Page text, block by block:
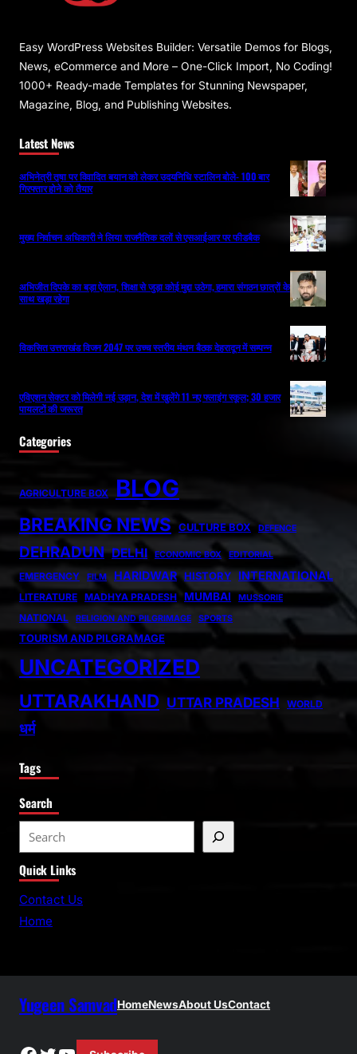
Easy WordPress Websites Builder: Versatile Demos for Blogs,
News, eCommerce and More – One-Click Import, No Coding!
1000+ Ready-made Templates for Stunning Newspaper,
Magazine, Blog, and Publishing Websites.
Latest News
अभिनेत्री तृषा पर विवादित बयान को लेकर उदयनिधि स्टालिन बोले- 100 बार
गिरफ्तार होने को तैयार
मुख्य निर्वाचन अधिकारी ने लिया राजनैतिक दलों से एसआईआर पर फीडबैक
अभिजीत दिपके का बड़ा ऐलान, शिक्षा से जुड़ा कोई मुद्दा उठेगा, हमारा संगठन छात्रों के
साथ खड़ा रहेगा
विकसित उत्तराखंड विजन 2047 पर उच्च स्तरीय मंथन बैठक देहरादून में सम्पन्न
एविएशन सेक्टर को मिलेगी नई उड़ान, देश में खुलेंगे 11 नए फ्लाइंग स्कूल; 30 हजार
पायलटों की जरूरत
Categories
AGRICULTURE BOX BLOG
BREAKING NEWS CULTURE BOX DEFENCE
DEHRADUN DELHI ECONOMIC BOX EDITORIAL
EMERGENCY FILM HARIDWAR HISTORY INTERNATIONAL
LITERATURE MADHYA PRADESH MUMBAI MUSSORIE
NATIONAL RELIGION AND PILGRIMAGE SPORTS
TOURISM AND PILGRAMAGE
UNCATEGORIZED
UTTARAKHAND UTTAR PRADESH WORLD
धर्म
Tags
Search
e
a
r
Quick Links
Contact Us
Home
Yugeen SamvadHomeNewsAbout UsContact